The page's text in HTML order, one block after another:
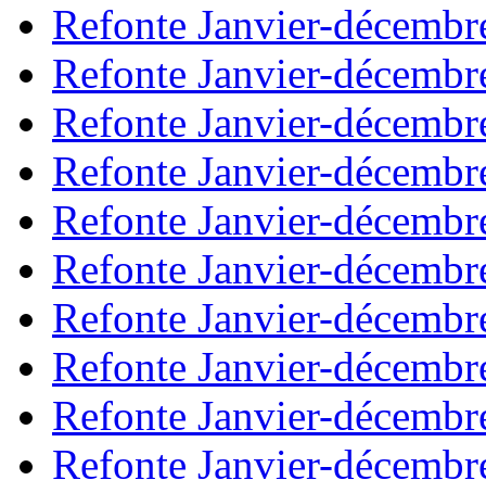
Refonte Janvier-
Refonte Janvier-
Refonte Janvier-
Refonte Janvier-
Refonte Janvier-
Refonte Janvier-
Refonte Janvier-
Refonte Janvier-
Refonte Janvier-
Refonte Janvier-